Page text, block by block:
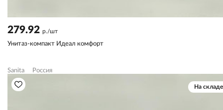
279.92 р./шт
Унитаз-компакт Идеал комфорт
Sanita Россия
На складе